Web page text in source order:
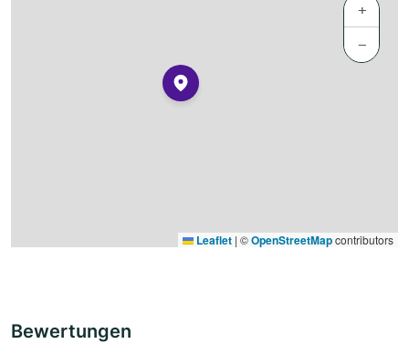
+
−
Leaflet | ©OpenStreetMapcontributors
Bewertungen